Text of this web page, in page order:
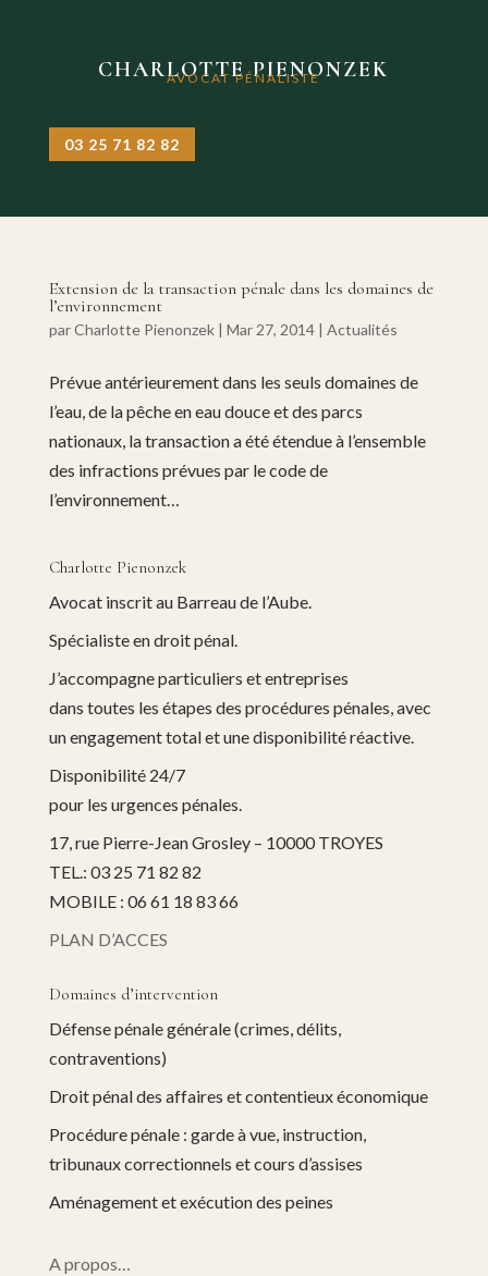
CHARLOTTE PIENONZEK
AVOCAT PÉNALISTE
03 25 71 82 82
Extension de la transaction pénale dans les domaines de
l’environnement
parCharlotte Pienonzek| Mar 27, 2014| Actualités
Prévue antérieurement dans les seuls domaines de
l’eau, de la pêche en eau douce et des parcs
nationaux, la transaction a été étendue à l’ensemble
des infractions prévues par le code de
l’environnement…
Charlotte Pienonzek
Avocat inscrit au Barreau de l’Aube.
Spécialiste en droit pénal.
J’accompagne particuliers et entreprises
dans toutes les étapes des procédures pénales, avec
un engagement total et une disponibilité réactive.
Disponibilité 24/7
pour les urgences pénales.
17, rue Pierre-Jean Grosley – 10000 TROYES
TEL.: 03 25 71 82 82
MOBILE : 06 61 18 83 66
PLAN D’ACCES
Domaines d’intervention
Défense pénale générale (crimes, délits,
contraventions)
Droit pénal des affaires et contentieux économique
Procédure pénale : garde à vue, instruction,
tribunaux correctionnels et cours d’assises
Aménagement et exécution des peines
A propos…